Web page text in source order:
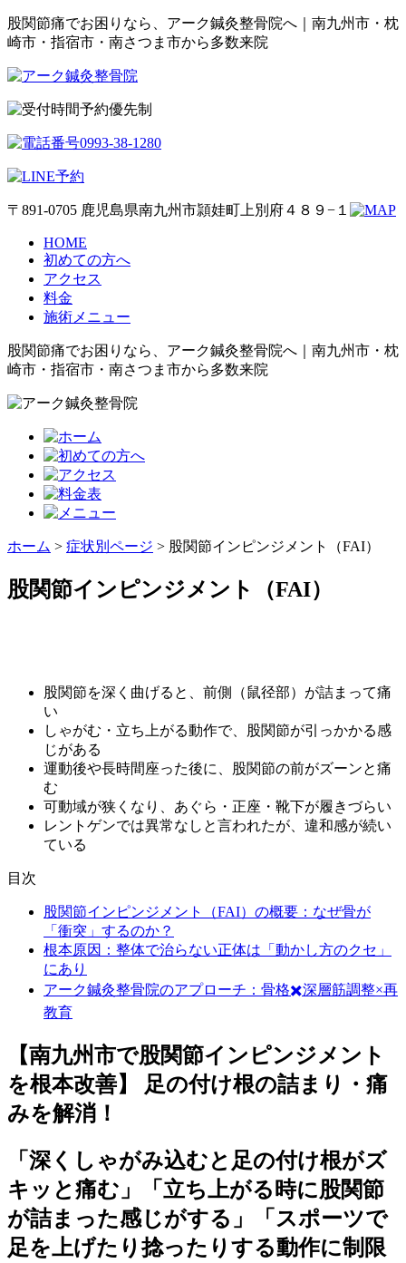
股関節痛でお困りなら、アーク鍼灸整骨院へ｜南九州市・枕
崎市・指宿市・南さつま市から多数来院
予約優先制
〒891-0705 鹿児島県南九州市頴娃町上別府４８９−１
HOME
初めての方へ
アクセス
料金
施術メニュー
股関節痛でお困りなら、アーク鍼灸整骨院へ｜南九州市・枕
崎市・指宿市・南さつま市から多数来院
ホーム > 症状別ページ > 股関節インピンジメント（FAI）
股関節インピンジメント（FAI）
股関節を深く曲げると、前側（鼠径部）が詰まって痛
い
しゃがむ・立ち上がる動作で、股関節が引っかかる感
じがある
運動後や長時間座った後に、股関節の前がズーンと痛
む
可動域が狭くなり、あぐら・正座・靴下が履きづらい
レントゲンでは異常なしと言われたが、違和感が続い
ている
目次
股関節インピンジメント（FAI）の概要：なぜ骨が
「衝突」するのか？
根本原因：整体で治らない正体は「動かし方のクセ」
にあり
アーク鍼灸整骨院のアプローチ：骨格✖️深層筋調整×再
教育
【南九州市で股関節インピンジメント
を根本改善】
足の付け根の詰まり・痛
みを解消！
「深くしゃがみ込むと足の付け根がズ
キッと痛む」「立ち上がる時に股関節
が詰まった感じがする」「スポーツで
足を上げたり捻ったりする動作に制限